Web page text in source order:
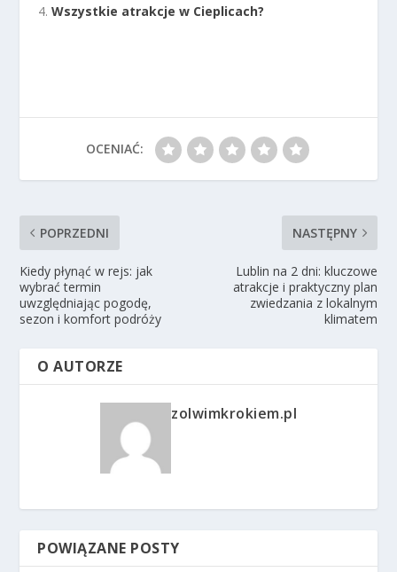
Wszystkie atrakcje w Cieplicach?
OCENIAĆ:
POPRZEDNI
Kiedy płynąć w rejs: jak
wybrać termin
uwzględniając pogodę,
sezon i komfort podróży
NASTĘPNY
Lublin na 2 dni: kluczowe
atrakcje i praktyczny plan
zwiedzania z lokalnym
klimatem
O AUTORZE
zolwimkrokiem.pl
POWIĄZANE POSTY